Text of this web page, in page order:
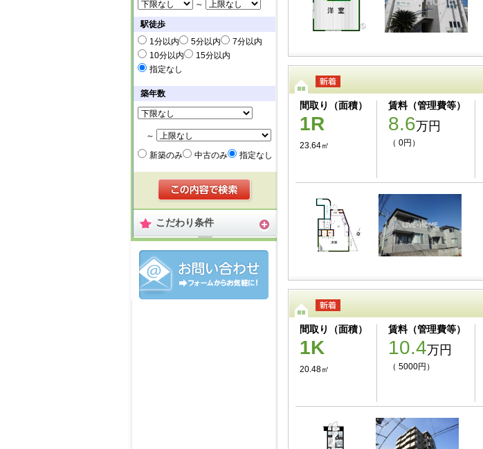
～
駅徒歩
1分以内
5分以内
7分以内
10分以内
15分以内
指定なし
築年数
～
新築のみ
中古のみ 指定なし
こだわり条件
間取り（面積）
1R
23.64㎡
賃料（管理費等）
8.6万円
（ 0円）
間取り（面積）
1K
20.48㎡
賃料（管理費等）
10.4万円
（ 5000円）